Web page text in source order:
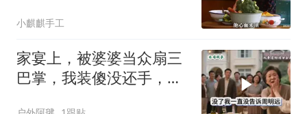
小麒麒手工
家宴上，被婆婆当众扇三
巴掌，我装傻没还手，悄